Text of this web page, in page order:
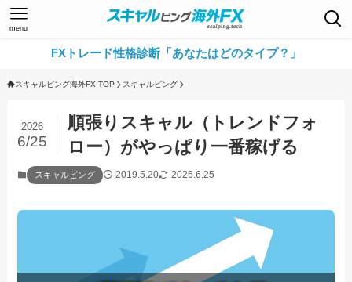
menu
FXトレード性格診断「あなたはどのタイプ？」
スキャルピング海外FX TOP スキャルピング
順張りスキャル（トレンドフォ
ロー）がやっぱり一番稼げる
2026
6/25
スキャルピング 2019.5.20 2026.6.25